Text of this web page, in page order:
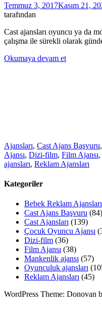
Temmuz 3, 2017Kasım 21,
tarafından
Cast ajansları oyuncu ya da
çalışma ile sürekli olarak
Okumaya devam et
Ajansları, Cast Ajans Başvuru,
Ajansı, Dizi-film, Film Ajansı,
ajansları, Reklam Ajansları
Kategoriler
Bebek Reklam Ajansları
Cast Ajans Başvuru (84)
Cast Ajansları (139)
Çocuk Oyuncu Ajansı
Dizi-film (36)
Film Ajansı (38)
Mankenlik ajansı (57)
Oyunculuk ajansları
Reklam Ajansları (45)
WordPress Theme: Donovan